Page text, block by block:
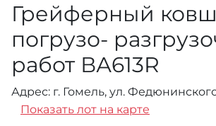
Грейферный
погрузо-
работ ВА613R
Адрес: г. Гомель, ул.
Показать лот на карте